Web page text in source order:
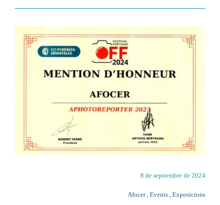
8 de septiembre de 2024
Afocer,Events ,Exposicions